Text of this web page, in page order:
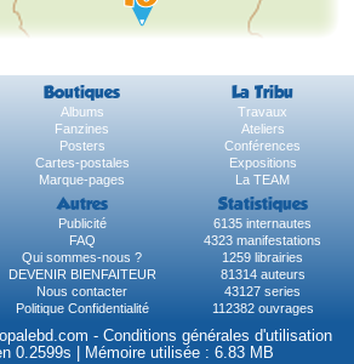
Boutiques La Tribu
Albums
Travaux
Fanzines
Ateliers
Posters
Conférences
Cartes-postales
Expositions
Marque-pages La TEAM
Autres Statistiques
Publicité
6135 internautes
FAQ
4323 manifestations
Qui sommes-nous ?
1259 librairies
DEVENIR BIENFAITEUR
81314 auteurs
Nous contacter
43127 series
Politique Confidentialité
112382 ouvrages
- Conditions générales d'utilisation
0.2599s | Mémoire utilisée : 6.83 MB